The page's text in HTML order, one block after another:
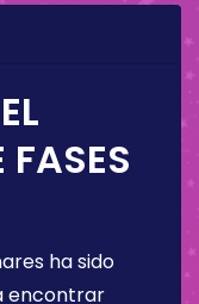
ha sido
encontrar